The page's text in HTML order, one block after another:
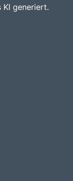
KI generiert.